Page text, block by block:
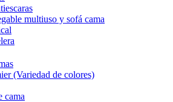
multiuso y sofá cama
(Variedad de colores)
cama